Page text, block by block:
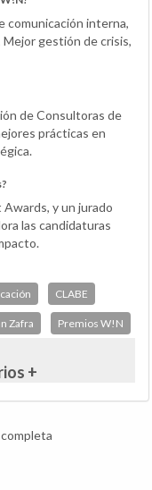
comunicación interna,
gestión de crisis,
de Consultoras de
prácticas en
y un jurado
las candidaturas
CLABE
Zafra Premios W!N
+